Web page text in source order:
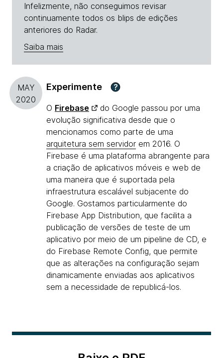
Infelizmente, não conseguimos revisar
continuamente todos os blips de edições
anteriores do Radar.
Saiba mais
MAY
2020
Experimente ?
O Firebase
do Google passou por uma
evolução significativa desde que o
mencionamos como parte de uma
arquitetura sem servidor em 2016. O
Firebase é uma plataforma abrangente para
a criação de aplicativos móveis e web de
uma maneira que é suportada pela
infraestrutura escalável subjacente do
Google. Gostamos particularmente do
Firebase App Distribution, que facilita a
publicação de versões de teste de um
aplicativo por meio de um pipeline de CD, e
do Firebase Remote Config, que permite
que as alterações na configuração sejam
dinamicamente enviadas aos aplicativos
sem a necessidade de republicá-los.